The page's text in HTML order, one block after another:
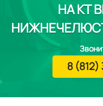
НА КТ
8